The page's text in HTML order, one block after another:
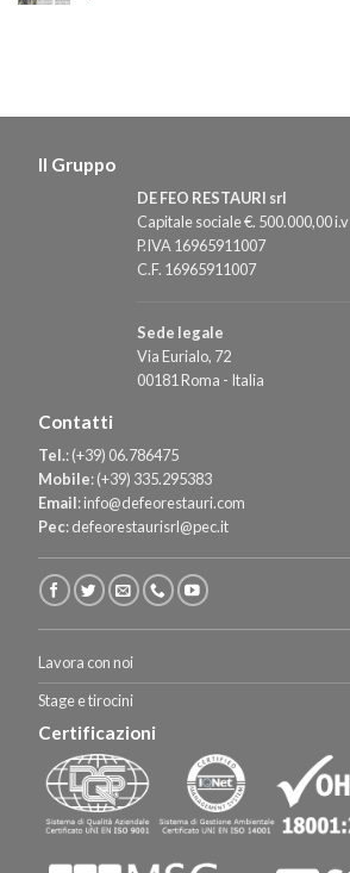
Il Gruppo
DE FEO RESTAURI srl
Capitale sociale €. 500.000,00 i.v
P.IVA 16965911007
C.F. 16965911007
Sede legale
Via Eurialo, 72
00181 Roma - Italia
Contatti
Tel.:(+39) 06.786475
Mobile:(+39) 335.295383
Email:info@defeorestauri.com
Pec:defeorestaurisrl@pec.it
Lavora con noi
Stage e tirocini
Certificazioni